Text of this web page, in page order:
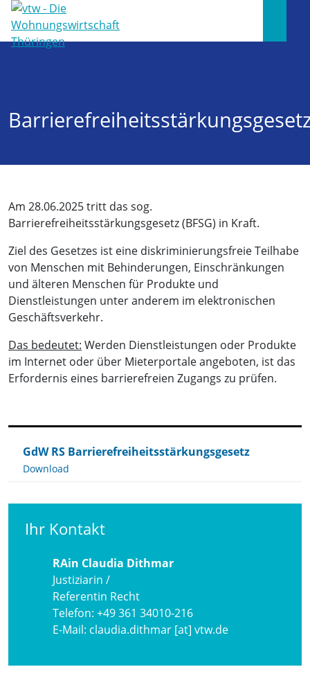
Am 28.06.2025 tritt das sog.
Barrierefreiheitsstärkungsgesetz (BFSG) in Kraft.
Ziel des Gesetzes ist eine diskriminierungsfreie Teilhabe
von Menschen mit Behinderungen, Einschränkungen
und älteren Menschen für Produkte und
Dienstleistungen unter anderem im elektronischen
Geschäftsverkehr.
Das bedeutet: Werden Dienstleistungen oder Produkte
im Internet oder über Mieterportale angeboten, ist das
Erfordernis eines barrierefreien Zugangs zu prüfen.
GdW RS Barrierefreiheitsstärkungsgesetz
Download
Ihr Kontakt
RAin Claudia Dithmar
Justiziarin /
Referentin Recht
Telefon: +49 361 34010-216
E-Mail: claudia.dithmar [at] vtw.de